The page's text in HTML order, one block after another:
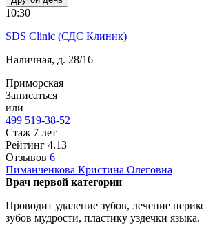
10:30
SDS Clinic (СДС Клиник)
Наличная, д. 28/16
Приморская
Записаться
или
499 519-38-52
Стаж 7 лет
Рейтинг 4.13
Отзывов 6
Пиманченкова Кристина Олеговна
Врач первой категории
Проводит удаление зубов, лечение
зубов мудрости, пластику уздечки языка.